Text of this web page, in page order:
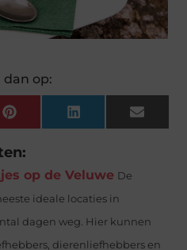
dan op:
Pinterest LinkedIn Email
op de Veluwe De
ideale locaties in
dagen weg. Hier kunnen
dierenliefhebbers en